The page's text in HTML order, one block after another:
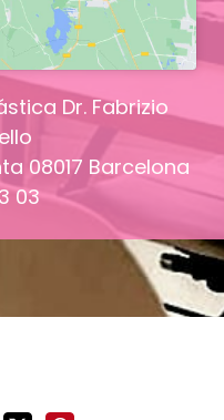
Dr. Fabrizio
08017 Barcelona
03